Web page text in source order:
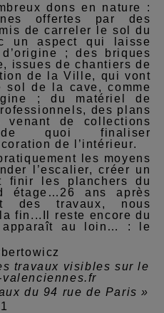
dons en nature :
offertes par des
de carreler le sol du
un aspect qui laisse
; des briques
issues de chantiers de
de la Ville, qui vont
sol de la cave, comme
; du matériel de
des plans
de collections
de quoi finaliser
de l’intérieur.
les moyens
l’escalier, créer un
finir les planchers du
étage…26 ans après
des travaux, nous
fin...Il reste encore du
au loin… : le
travaux visibles sur le
du 94 rue de Paris »
1